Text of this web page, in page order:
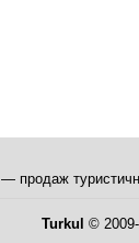
— продаж
Turkul ©